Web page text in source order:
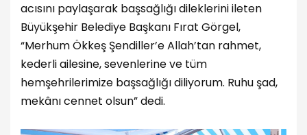
acısını paylaşarak başsağlığı dileklerini ileten
Büyükşehir Belediye Başkanı Fırat Görgel,
“Merhum Ökkeş Şendiller’e Allah’tan rahmet,
kederli ailesine, sevenlerine ve tüm
hemşehrilerimize başsağlığı diliyorum. Ruhu şad,
mekânı cennet olsun” dedi.